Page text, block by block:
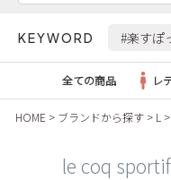
KEYWORD #楽すぽ
全ての商品 レ
HOME ブランドから探す L
le coq sportif